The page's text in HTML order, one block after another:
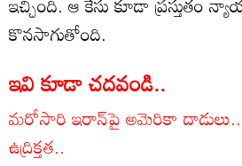
కొనసాగుతోంది.
ఇవి కూడా చదవండి..
మరోసారి ఇరాన్‌పై అమెరికా దాడులు..
ఉద్రిక్తత..